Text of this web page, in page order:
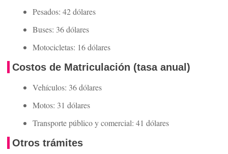
Pesados: 42 dólares
Buses: 36 dólares
Motocicletas: 16 dólares
Costos de Matriculación (tasa anual)
Vehículos: 36 dólares
Motos: 31 dólares
Transporte público y comercial: 41 dólares
Otros trámites